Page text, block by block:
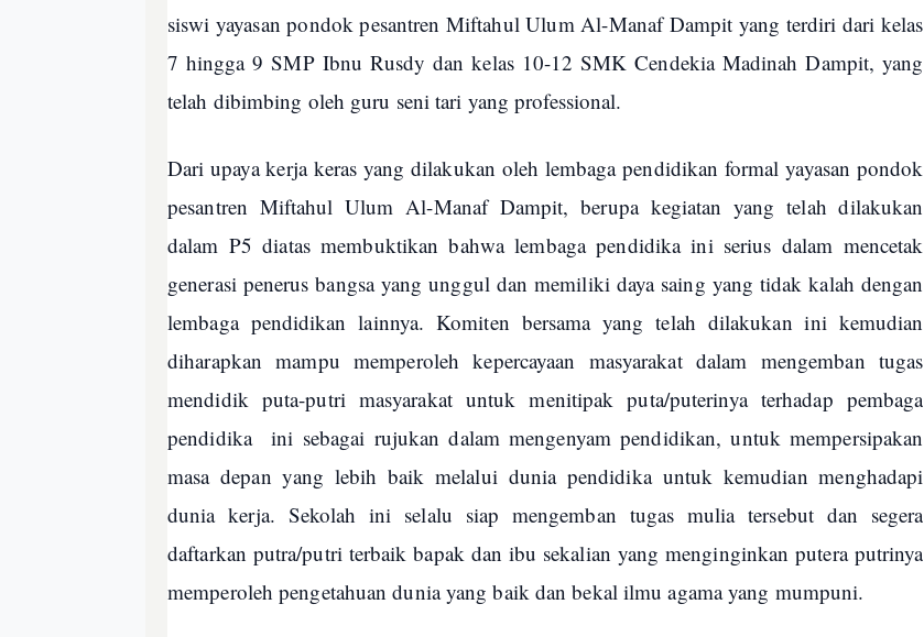
siswi yayasan pondok pesantren Miftahul Ulum Al-Manaf Dampit yang terdiri dari kelas
7 hingga 9 SMP Ibnu Rusdy dan kelas 10-12 SMK Cendekia Madinah Dampit, yang
telah dibimbing oleh guru seni tari yang professional.
Dari upaya kerja keras yang dilakukan oleh lembaga pendidikan formal yayasan pondok
pesantren Miftahul Ulum Al-Manaf Dampit, berupa kegiatan yang telah dilakukan
dalam P5 diatas membuktikan bahwa lembaga pendidika ini serius dalam mencetak
generasi penerus bangsa yang unggul dan memiliki daya saing yang tidak kalah dengan
lembaga pendidikan lainnya. Komiten bersama yang telah dilakukan ini kemudian
diharapkan mampu memperoleh kepercayaan masyarakat dalam mengemban tugas
mendidik puta-putri masyarakat untuk menitipak puta/puterinya terhadap pembaga
pendidika ini sebagai rujukan dalam mengenyam pendidikan, untuk mempersipakan
masa depan yang lebih baik melalui dunia pendidika untuk kemudian menghadapi
dunia kerja. Sekolah ini selalu siap mengemban tugas mulia tersebut dan segera
daftarkan putra/putri terbaik bapak dan ibu sekalian yang menginginkan putera putrinya
memperoleh pengetahuan dunia yang baik dan bekal ilmu agama yang mumpuni.